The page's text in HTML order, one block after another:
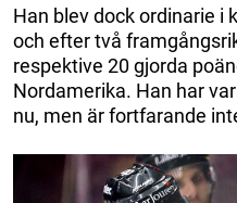
Han blev dock ordinarie i
och efter två
respektive 20 gjorda
Nordamerika. Han har
nu, men är fortfarande